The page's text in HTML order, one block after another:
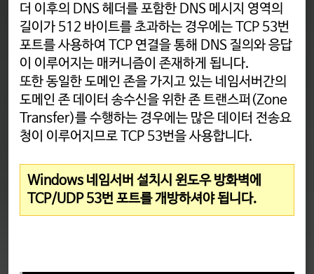
더 이후의 DNS 헤더를 포함한 DNS 메시지 영역의
길이가 512 바이트를 초과하는 경우에는 TCP 53번
포트를 사용하여 TCP 연결을 통해 DNS 질의와 응답
이 이루어지는 매커니즘이 존재하게 됩니다.
또한 동일한 도메인 존을 가지고 있는 네임서버간의
도메인 존 데이터 송수신을 위한 존 트랜스퍼(Zone
Transfer)를 수행하는 경우에는 많은 데이터 전송요
청이 이루어지므로 TCP 53번을 사용합니다.
Windows 네임서버 설치시 윈도우 방화벽에
TCP/UDP 53번 포트를 개방하셔야 됩니다.